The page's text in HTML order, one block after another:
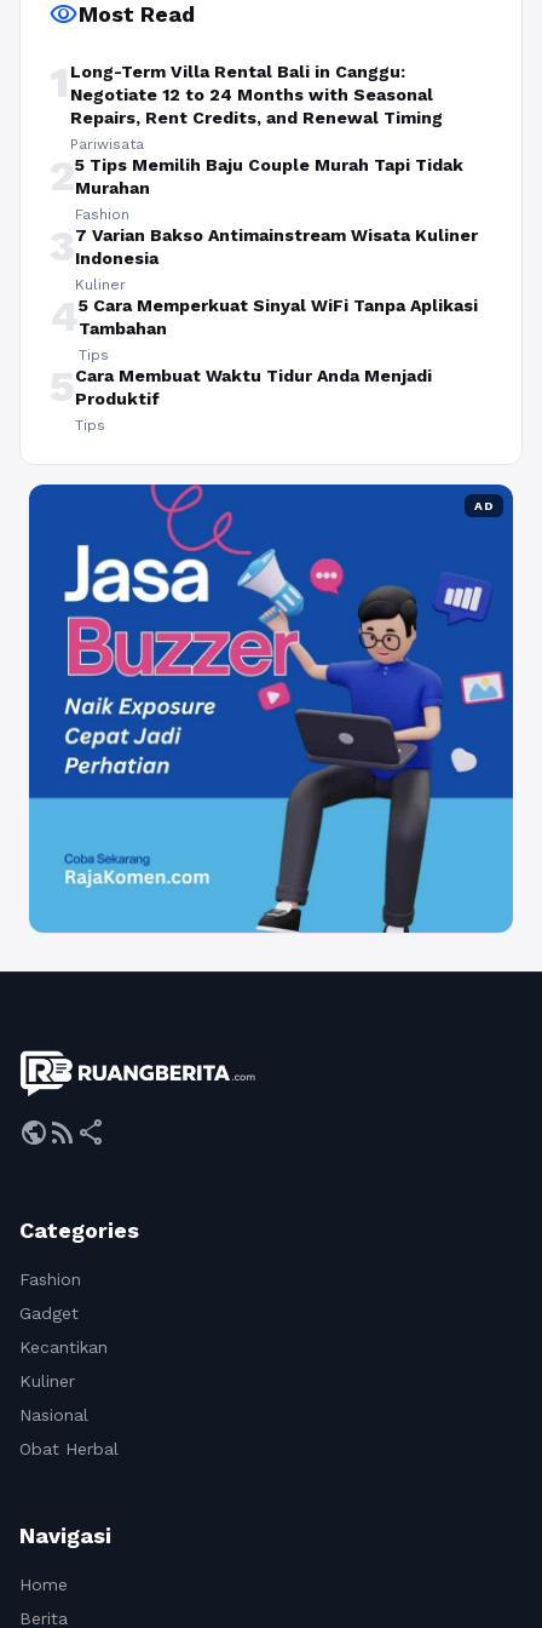
visibilityMost Read
1 Long-Term Villa Rental Bali in Canggu:
Negotiate 12 to 24 Months with Seasonal
Repairs, Rent Credits, and Renewal Timing
Pariwisata
25 Tips Memilih Baju Couple Murah Tapi Tidak
Murahan
Fashion
37 Varian Bakso Antimainstream Wisata Kuliner
Indonesia
Kuliner
45 Cara Memperkuat Sinyal WiFi Tanpa Aplikasi
Tambahan
Tips
5Cara Membuat Waktu Tidur Anda Menjadi
Produktif
Tips
AD
publicrss_feed share
Categories
Fashion
Gadget
Kecantikan
Kuliner
Nasional
Obat Herbal
Navigasi
Home
Berita